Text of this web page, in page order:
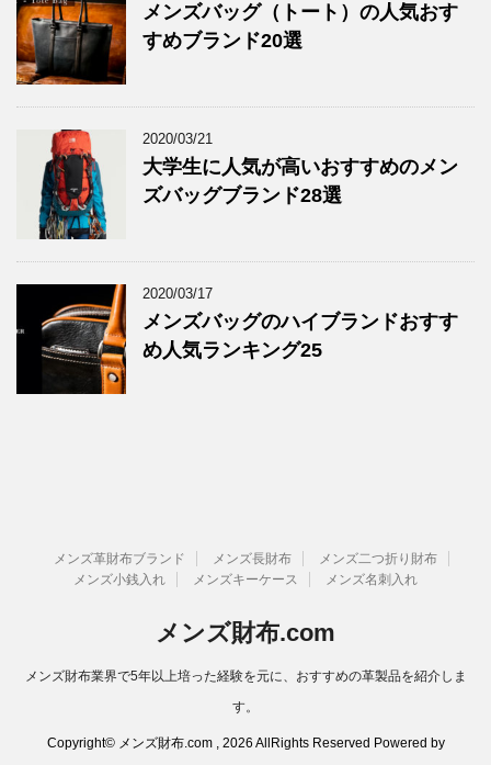
メンズバッグ（トート）の人気おす
すめブランド20選
2020/03/21
大学生に人気が高いおすすめのメン
ズバッグブランド28選
2020/03/17
メンズバッグのハイブランドおすす
め人気ランキング25
メンズ革財布ブランド メンズ長財布
メンズ二つ折り財布
メンズ小銭入れ
メンズキーケース メンズ名刺入れ
メンズ財布.com
メンズ財布業界で5年以上培った経験を元に、おすすめの革製品を紹介しま
す。
Copyright© メンズ財布.com , 2026 AllRights Reserved Powered by